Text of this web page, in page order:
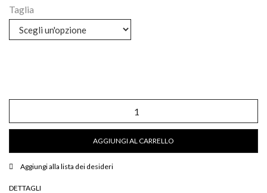
Taglia
derby
in
pelle
AGGIUNGI AL CARRELLO
Aggiungi alla lista dei desideri
DETTAGLI